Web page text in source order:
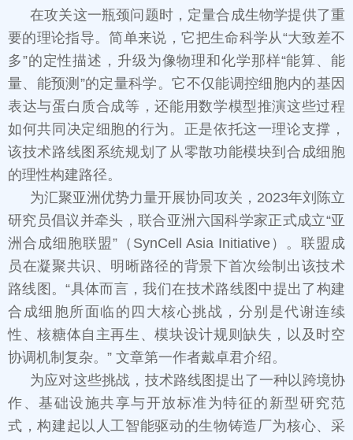
在攻关这一瓶颈问题时，定量合成生物学提供了重
要的理论指导。简单来说，它把生命科学从“大致差不
多”的定性描述，升级为像物理和化学那样“能算、能
量、能预测”的定量科学。它不仅能调控细胞内的基因
表达与蛋白质合成等，还能用数学模型推演这些过程
如何共同决定细胞的行为。正是依托这一理论支撑，
该技术路线图系统规划了从零散功能模块到合成细胞
的理性构建路径。
为汇聚亚洲优势力量开展协同攻关，2023年刘陈立
研究员倡议并牵头，联合亚洲六国科学家正式成立“亚
洲合成细胞联盟”（SynCell Asia Initiative）。联盟成
员在凝聚共识、明晰路径的背景下首次绘制出该技术
路线图。“具体而言，我们在技术路线图中提出了构建
合成细胞所面临的四大核心挑战，分别是代谢连续
性、核糖体自主再生、模块设计规则缺失，以及时空
协调机制复杂。” 文章第一作者戴卓君介绍。
为应对这些挑战，技术路线图提出了一种以跨境协
作、基础设施共享与开放标准为特征的新型研究范
式，构建起以人工智能驱动的生物铸造厂为核心、采